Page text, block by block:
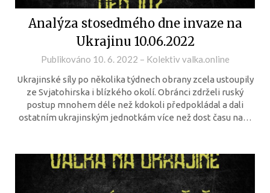
Analýza stosedmého dne invaze na
Ukrajinu 10.06.2022
Publikováno 10. 6. 2022 – Kolektiv valka.online
Ukrajinské síly po několika týdnech obrany zcela ustoupily
ze Svjatohirska i blízkého okolí. Obránci zdrželi ruský
postup mnohem déle než kdokoli předpokládal a dali
ostatním ukrajinským jednotkám více než dost času na…